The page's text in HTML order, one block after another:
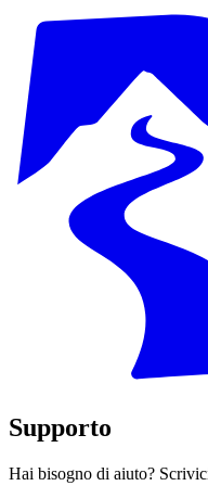
Supporto
Hai bisogno di aiuto?